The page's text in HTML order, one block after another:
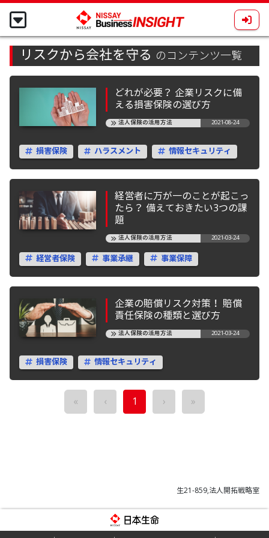
リスクから会社を守る のコンテンツ一覧
どれが必要？ 企業リスクに備
える損害保険の選び方
法人保険の活用方法 2021-08-24
損害保険 ハラスメント 情報セキュリティ
経営者に万が一のことが起こっ
たら？ 備えておきたい3つの課
題
法人保険の活用方法 2021-03-24
経営者保険 事業承継 事業保障
企業の賠償リスク対策！ 賠償
責任保険の種類と選び方
法人保険の活用方法 2021-03-24
損害保険 情報セキュリティ
« ‹ 1 › »
生21-859,法人開拓戦略室